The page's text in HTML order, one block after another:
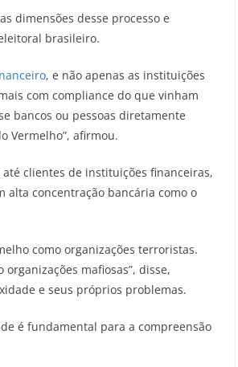
dimensões desse processo e
brasileiro.
, e não apenas as instituições
com compliance do que vinham
bancos ou pessoas diretamente
Vermelho”, afirmou.
clientes de instituições financeiras,
concentração bancária como o
como organizações terroristas.
mafiosas”, disse,
e seus próprios problemas.
é fundamental para a compreensão